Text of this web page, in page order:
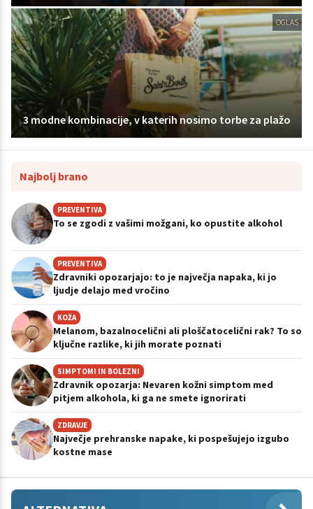
OGLAS
3 modne kombinacije, v katerih nosimo torbe za plažo
Najbolj brano
PREVENTIVA
To se zgodi z vašimi možgani, ko opustite alkohol
PREVENTIVA
Zdravniki opozarjajo: to je največja napaka, ki jo
ljudje delajo med vročino
KOŽA
Melanom, bazalnocelični ali ploščatocelični rak? To so
ključne razlike, ki jih morate poznati
SIMPTOMI IN BOLEZNI
Zdravnik opozarja: Nevaren kožni simptom med
pitjem alkohola, ki ga ne smete ignorirati
ZDRAVJE
Največje prehranske napake, ki pospešujejo izgubo
kostne mase